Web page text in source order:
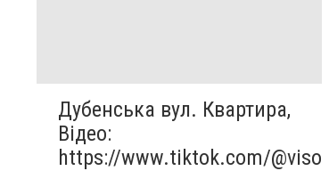
Дубенська вул. Квартира,
Відео:
https://www.tiktok.com/